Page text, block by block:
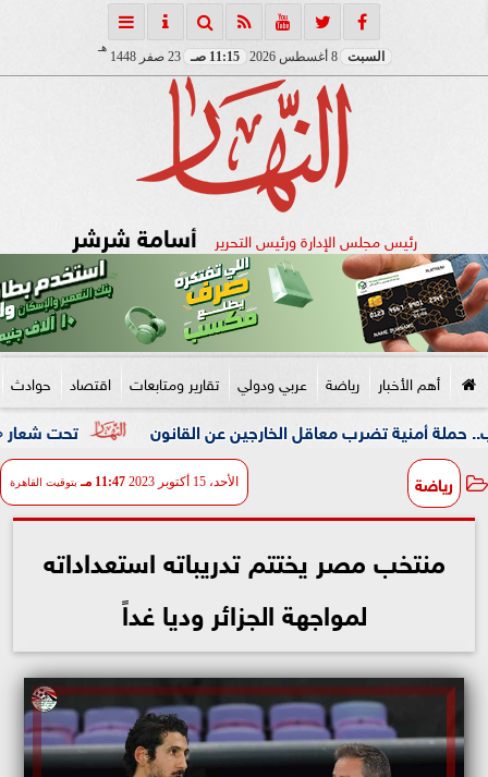
السبت 8 أغسطس 2026 11:15 صـ 23 صفر 1448
هـ
رئيس مجلس الإدارة ورئيس التحرير أسامة شرشر
أهم الأخبار رياضة عربي ودولي تقارير ومتابعات اقتصاد حوادث
تحت شعار «خدمة بيوت تضرب معاقل الخارجين عن القانون
رياضة الأحد، 15 أكتوبر 2023 11:47 مـ بتوقيت القاهرة
منتخب مصر يختتم تدريباته استعداداته
لمواجهة الجزائر وديا غداً